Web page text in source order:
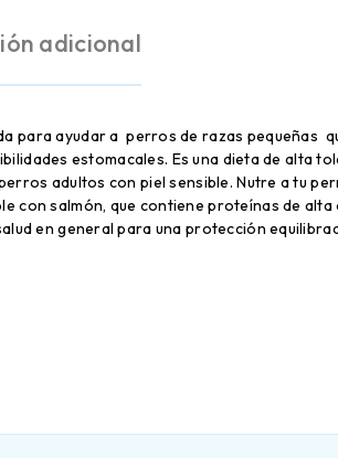
adicional
para ayudar a perros de razas pequeñas
estomacales. Es una dieta de alta
adultos con piel sensible. Nutre a tu
con salmón, que contiene proteínas de alta
en general para una protección